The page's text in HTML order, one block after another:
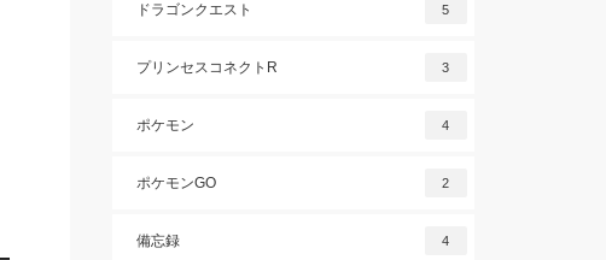
ドラゴンクエスト 5
プリンセスコネクトR 3
ポケモン 4
ポケモンGO 2
備忘録 4